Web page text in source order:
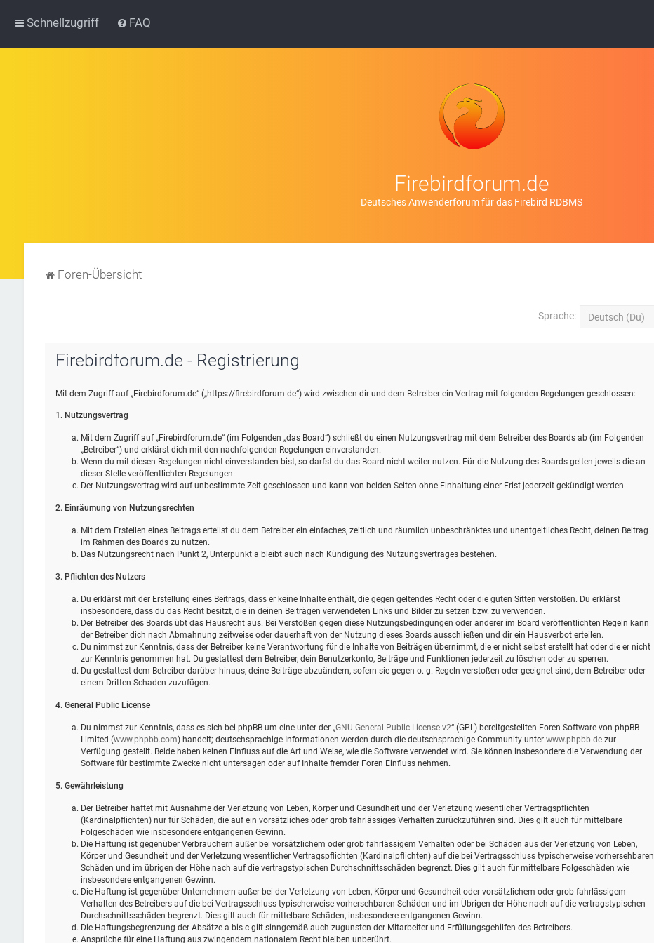
Schnellzugriff FAQ
Firebirdforum.de
Deutsches Anwenderforum für das Firebird RDBMS
Foren-Übersicht
Sprache:
Firebirdforum.de - Registrierung
Mit dem Zugriff auf „Firebirdforum.de“ („https://firebirdforum.de“) wird zwischen dir und dem Betreiber ein Vertrag mit folgenden Regelungen geschlossen:
1. Nutzungsvertrag
Mit dem Zugriff auf „Firebirdforum.de“ (im Folgenden „das Board“) schließt du einen Nutzungsvertrag mit dem Betreiber des Boards ab (im Folgenden
„Betreiber“) und erklärst dich mit den nachfolgenden Regelungen einverstanden.
Wenn du mit diesen Regelungen nicht einverstanden bist, so darfst du das Board nicht weiter nutzen. Für die Nutzung des Boards gelten jeweils die an
dieser Stelle veröffentlichten Regelungen.
Der Nutzungsvertrag wird auf unbestimmte Zeit geschlossen und kann von beiden Seiten ohne Einhaltung einer Frist jederzeit gekündigt werden.
2. Einräumung von Nutzungsrechten
Mit dem Erstellen eines Beitrags erteilst du dem Betreiber ein einfaches, zeitlich und räumlich unbeschränktes und unentgeltliches Recht, deinen Beitrag
im Rahmen des Boards zu nutzen.
Das Nutzungsrecht nach Punkt 2, Unterpunkt a bleibt auch nach Kündigung des Nutzungsvertrages bestehen.
3. Pflichten des Nutzers
Du erklärst mit der Erstellung eines Beitrags, dass er keine Inhalte enthält, die gegen geltendes Recht oder die guten Sitten verstoßen. Du erklärst
insbesondere, dass du das Recht besitzt, die in deinen Beiträgen verwendeten Links und Bilder zu setzen bzw. zu verwenden.
Der Betreiber des Boards übt das Hausrecht aus. Bei Verstößen gegen diese Nutzungsbedingungen oder anderer im Board veröffentlichten Regeln kann
der Betreiber dich nach Abmahnung zeitweise oder dauerhaft von der Nutzung dieses Boards ausschließen und dir ein Hausverbot erteilen.
Du nimmst zur Kenntnis, dass der Betreiber keine Verantwortung für die Inhalte von Beiträgen übernimmt, die er nicht selbst erstellt hat oder die er nicht
zur Kenntnis genommen hat. Du gestattest dem Betreiber, dein Benutzerkonto, Beiträge und Funktionen jederzeit zu löschen oder zu sperren.
Du gestattest dem Betreiber darüber hinaus, deine Beiträge abzuändern, sofern sie gegen o. g. Regeln verstoßen oder geeignet sind, dem Betreiber oder
einem Dritten Schaden zuzufügen.
4. General Public License
Du nimmst zur Kenntnis, dass es sich bei phpBB um eine unter der „GNU General Public License v2“ (GPL) bereitgestellten Foren-Software von phpBB
Limited (www.phpbb.com) handelt; deutschsprachige Informationen werden durch die deutschsprachige Community unter www.phpbb.dezur
Verfügung gestellt. Beide haben keinen Einfluss auf die Art und Weise, wie die Software verwendet wird. Sie können insbesondere die Verwendung der
Software für bestimmte Zwecke nicht untersagen oder auf Inhalte fremder Foren Einfluss nehmen.
5. Gewährleistung
Der Betreiber haftet mit Ausnahme der Verletzung von Leben, Körper und Gesundheit und der Verletzung wesentlicher Vertragspflichten
(Kardinalpflichten) nur für Schäden, die auf ein vorsätzliches oder grob fahrlässiges Verhalten zurückzuführen sind. Dies gilt auch für mittelbare
Folgeschäden wie insbesondere entgangenen Gewinn.
Die Haftung ist gegenüber Verbrauchern außer bei vorsätzlichem oder grob fahrlässigem Verhalten oder bei Schäden aus der Verletzung von Leben,
Körper und Gesundheit und der Verletzung wesentlicher Vertragspflichten (Kardinalpflichten) auf die bei Vertragsschluss typischerweise vorhersehbaren
Schäden und im übrigen der Höhe nach auf die vertragstypischen Durchschnittsschäden begrenzt. Dies gilt auch für mittelbare Folgeschäden wie
insbesondere entgangenen Gewinn.
Die Haftung ist gegenüber Unternehmern außer bei der Verletzung von Leben, Körper und Gesundheit oder vorsätzlichem oder grob fahrlässigem
Verhalten des Betreibers auf die bei Vertragsschluss typischerweise vorhersehbaren Schäden und im Übrigen der Höhe nach auf die vertragstypischen
Durchschnittsschäden begrenzt. Dies gilt auch für mittelbare Schäden, insbesondere entgangenen Gewinn.
Die Haftungsbegrenzung der Absätze a bis c gilt sinngemäß auch zugunsten der Mitarbeiter und Erfüllungsgehilfen des Betreibers.
Ansprüche für eine Haftung aus zwingendem nationalem Recht bleiben unberührt.